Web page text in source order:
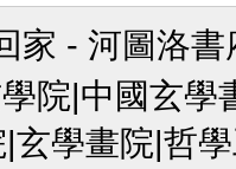
家 - 河圖洛書
院|中國玄
玄學畫院|哲